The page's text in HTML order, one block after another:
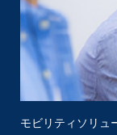
モビリティソリュ